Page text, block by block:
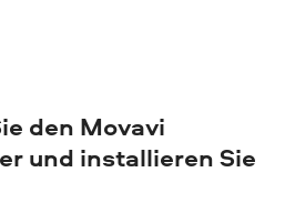
den Movavi
und installieren Sie